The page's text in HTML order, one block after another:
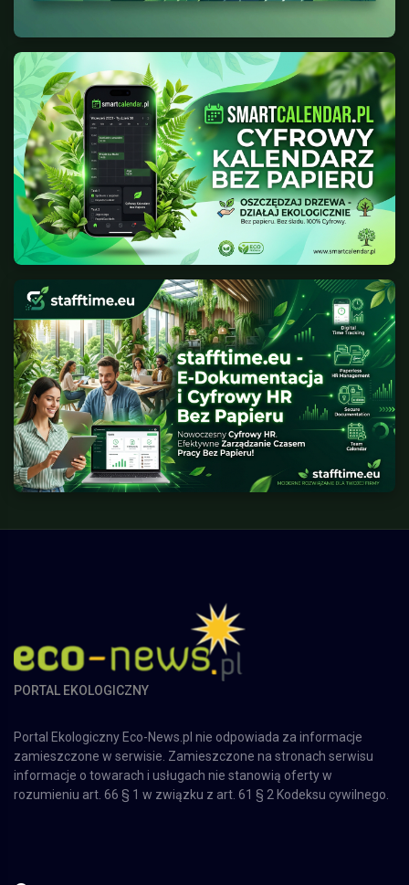
PORTAL EKOLOGICZNY
Portal Ekologiczny Eco-News.pl nie odpowiada za informacje
zamieszczone w serwisie. Zamieszczone na stronach serwisu
informacje o towarach i usługach nie stanowią oferty w
rozumieniu art. 66 § 1 w związku z art. 61 § 2 Kodeksu cywilnego.